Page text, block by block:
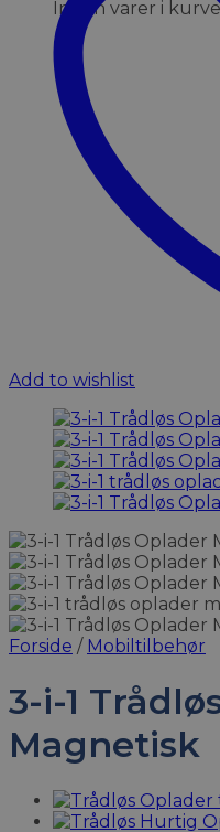
Ingen varer i
Add to wishlist
Forside / Mobiltilbehør
3-i-1
Magnetisk